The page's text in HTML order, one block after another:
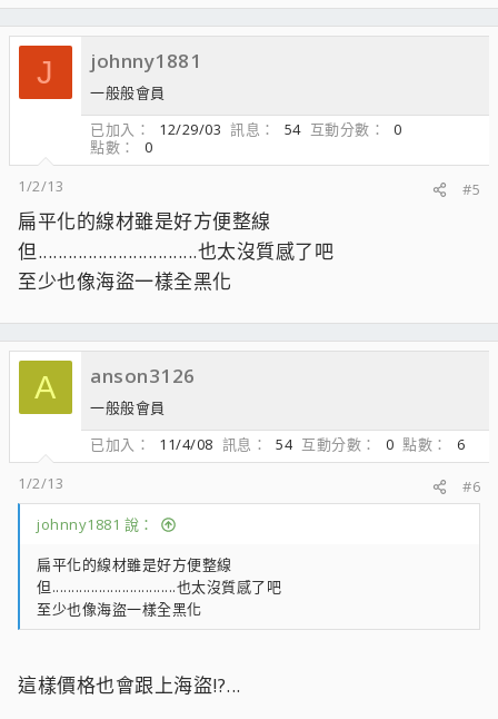
J johnny1881
一般般會員
已加入
12/29/03 訊息 54 互動分數
0
點數
0
1/2/13
#5
扁平化的線材雖是好方便整線
但................................也太沒質感了吧
至少也像海盜一樣全黑化
A anson3126
一般般會員
已加入
11/4/08 訊息 54 互動分數 0 點數
6
1/2/13
#6
johnny1881 說：
扁平化的線材雖是好方便整線
但................................也太沒質感了吧
至少也像海盜一樣全黑化
這樣價格也會跟上海盜!?...